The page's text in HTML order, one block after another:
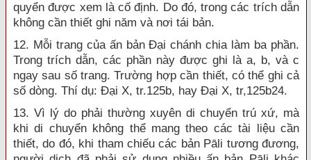
quyển được xem là cố định. Do đó, trong các trích dẫn
không cần thiết ghi năm và nơi tái bản.
12. Mỗi trang của ấn bản Đại chánh chia làm ba phần.
Trong trích dẫn, các phần này được ghi là a, b, và c
ngay sau số trang. Trường hợp cần thiết, có thể ghi cả
số dòng. Thí dụ: Đại X, tr.125b, hay Đại X, tr,125b24.
13. Vì lý do phải thường xuyên di chuyển trú xứ, mà
khi di chuyển không thể mang theo các tài liệu cần
thiết, do đó, khi tham chiếu các bản Pāli tương đương,